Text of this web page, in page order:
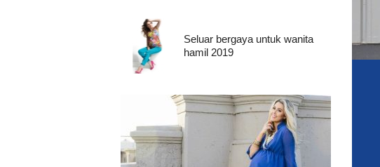
Seluar bergaya untuk wanita
hamil 2019